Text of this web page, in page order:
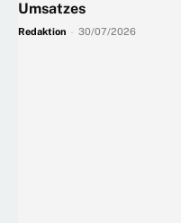
Umsatzes
Redaktion 30/07/2026